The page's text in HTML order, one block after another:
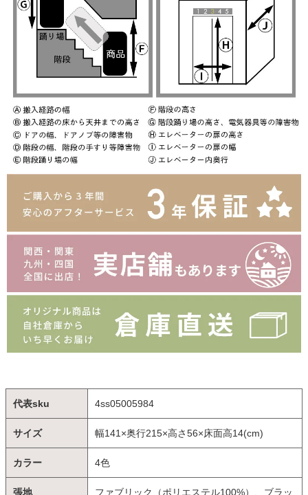
代表sku 4ss05005984
サイズ 幅141×奥行215×高さ56×床面高14(cm)
カラー 4色
張地
ファブリック（ポリエステル100%）、ブラッ